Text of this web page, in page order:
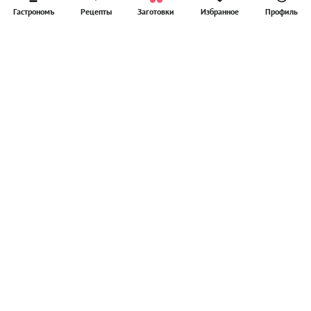
Гастрономъ Рецепты Заготовки Избранное Профиль